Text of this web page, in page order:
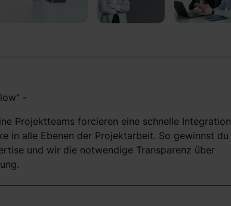
-
Projektteams forcieren eine schnelle Integration
in alle Ebenen der Projektarbeit. So gewinnst du
und wir die notwendige Transparenz über